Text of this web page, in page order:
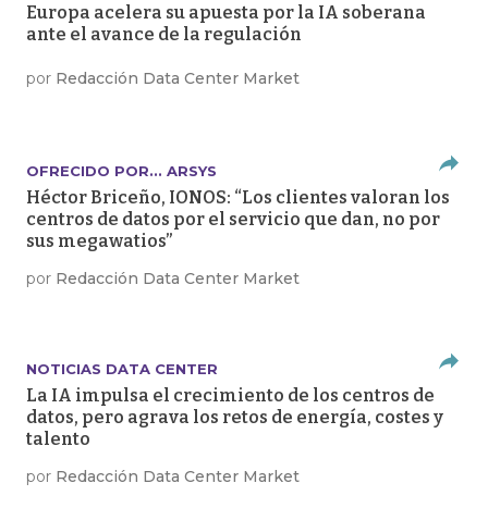
Europa acelera su apuesta por la IA soberana
ante el avance de la regulación
por Redacción Data Center Market
OFRECIDO POR... ARSYS
Héctor Briceño, IONOS: “Los clientes valoran los
centros de datos por el servicio que dan, no por
sus megawatios”
por Redacción Data Center Market
NOTICIAS DATA CENTER
La IA impulsa el crecimiento de los centros de
datos, pero agrava los retos de energía, costes y
talento
por Redacción Data Center Market